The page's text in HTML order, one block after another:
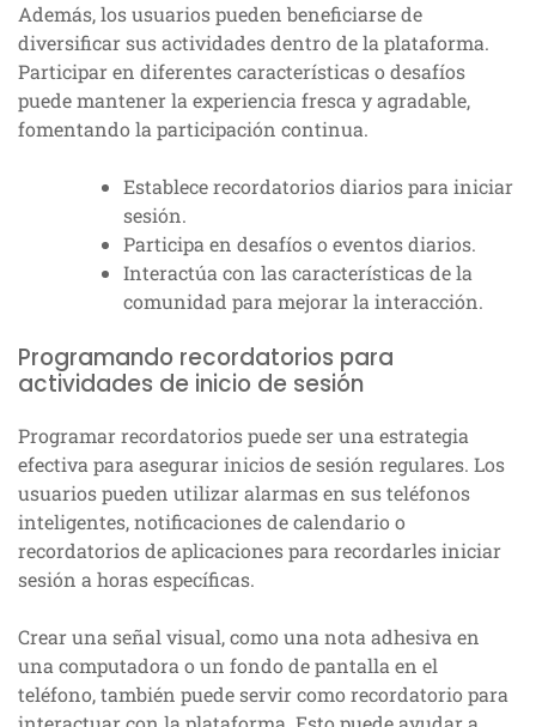
Además, los usuarios pueden beneficiarse de
diversificar sus actividades dentro de la plataforma.
Participar en diferentes características o desafíos
puede mantener la experiencia fresca y agradable,
fomentando la participación continua.
Establece recordatorios diarios para iniciar
sesión.
Participa en desafíos o eventos diarios.
Interactúa con las características de la
comunidad para mejorar la interacción.
Programando recordatorios para
actividades de inicio de sesión
Programar recordatorios puede ser una estrategia
efectiva para asegurar inicios de sesión regulares. Los
usuarios pueden utilizar alarmas en sus teléfonos
inteligentes, notificaciones de calendario o
recordatorios de aplicaciones para recordarles iniciar
sesión a horas específicas.
Crear una señal visual, como una nota adhesiva en
una computadora o un fondo de pantalla en el
teléfono, también puede servir como recordatorio para